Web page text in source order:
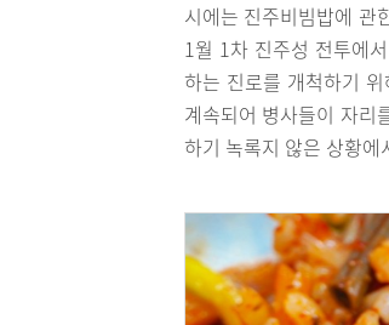
시에는 진주비빔밥에 관
1월 1차 진주성 전투에
하는 진로를 개척하기
계속되어 병사들이 자리
하기 녹록지 않은 상황